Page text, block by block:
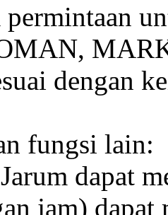
permintaan
dengan
fungsi lain:
dapat
jam) dapat